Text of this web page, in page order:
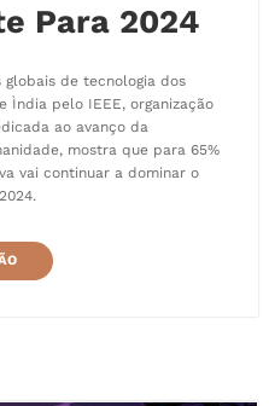
Para 2024
de tecnologia dos
Ìndia pelo IEEE, organização
ao avanço da
mostra que para 65%
vai continuar a dominar o